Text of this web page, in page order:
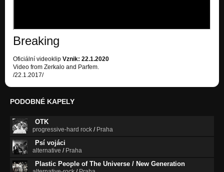
Breaking
Oficiální videoklip Vznik: 22.1.2020
Video from Zerkalo and Parfem.
/22.1.2017/
PODOBNÉ KAPELY
OTK
progressive-hard rock / Praha
Psí vojáci
alternative / Praha
Plastic People of The Universe / New Generation